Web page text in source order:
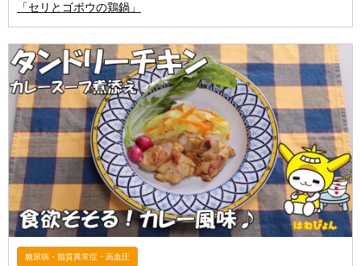
「セリとゴボウの鶏鍋」
糖尿病・脂質異常症・高血圧